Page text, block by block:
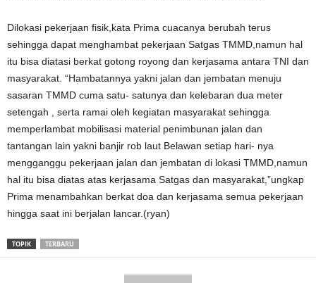
Dilokasi pekerjaan fisik,kata Prima cuacanya berubah terus
sehingga dapat menghambat pekerjaan Satgas TMMD,namun hal
itu bisa diatasi berkat gotong royong dan kerjasama antara TNI dan
masyarakat. “Hambatannya yakni jalan dan jembatan menuju
sasaran TMMD cuma satu- satunya dan kelebaran dua meter
setengah , serta ramai oleh kegiatan masyarakat sehingga
memperlambat mobilisasi material penimbunan jalan dan
tantangan lain yakni banjir rob laut Belawan setiap hari- nya
mengganggu pekerjaan jalan dan jembatan di lokasi TMMD,namun
hal itu bisa diatas atas kerjasama Satgas dan masyarakat,”ungkap
Prima menambahkan berkat doa dan kerjasama semua pekerjaan
hingga saat ini berjalan lancar.(ryan)
TOPIK TERBARU